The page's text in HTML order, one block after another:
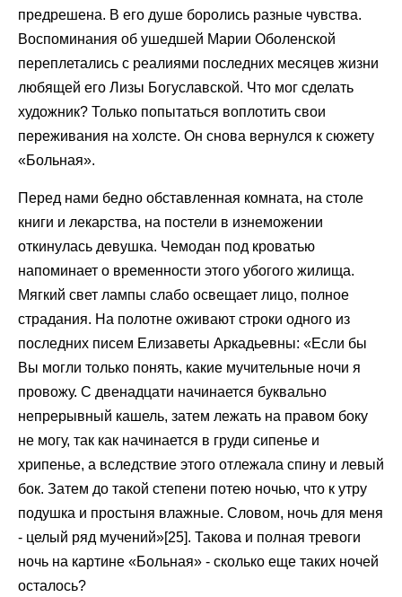
предрешена. В его душе боролись разные чувства.
Воспоминания об ушедшей Марии Оболенской
переплетались с реалиями последних месяцев жизни
любящей его Лизы Богуславской. Что мог сделать
художник? Только попытаться воплотить свои
переживания на холсте. Он снова вернулся к сюжету
«Больная».
Перед нами бедно обставленная комната, на столе
книги и лекарства, на постели в изнеможении
откинулась девушка. Чемодан под кроватью
напоминает о временности этого убогого жилища.
Мягкий свет лампы слабо освещает лицо, полное
страдания. На полотне оживают строки одного из
последних писем Елизаветы Аркадьевны: «Если бы
Вы могли только понять, какие мучительные ночи я
провожу. С двенадцати начинается буквально
непрерывный кашель, затем лежать на правом боку
не могу, так как начинается в груди сипенье и
хрипенье, а вследствие этого отлежала спину и левый
бок. Затем до такой степени потею ночью, что к утру
подушка и простыня влажные. Словом, ночь для меня
- целый ряд мучений»[25]. Такова и полная тревоги
ночь на картине «Больная» - сколько еще таких ночей
осталось?